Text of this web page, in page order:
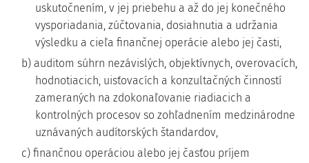
uskutočnením, v jej priebehu a až do jej konečného
vysporiadania, zúčtovania, dosiahnutia a udržania
výsledku a cieľa finančnej operácie alebo jej časti,
b) auditom súhrn nezávislých, objektívnych, overovacích,
hodnotiacich, uisťovacích a konzultačných činností
zameraných na zdokonaľovanie riadiacich a
kontrolných procesov so zohľadnením medzinárodne
uznávaných audítorských štandardov,
c) finančnou operáciou alebo jej časťou príjem